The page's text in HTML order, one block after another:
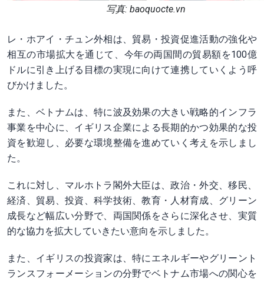
写真: baoquocte.vn
レ・ホアイ・チュン外相は、貿易・投資促進活動の強化や
相互の市場拡大を通じて、今年の両国間の貿易額を100億
ドルに引き上げる目標の実現に向けて連携していくよう呼
びかけました。
また、ベトナムは、特に波及効果の大きい戦略的インフラ
事業を中心に、イギリス企業による長期的かつ効果的な投
資を歓迎し、必要な環境整備を進めていく考えを示しまし
た。
これに対し、マルホトラ閣外大臣は、政治・外交、移民、
経済、貿易、投資、科学技術、教育・人材育成、グリーン
成長など幅広い分野で、両国関係をさらに深化させ、実質
的な協力を拡大していきたい意向を示しました。
また、イギリスの投資家は、特にエネルギーやグリーント
ランスフォーメーションの分野でベトナム市場への関心を